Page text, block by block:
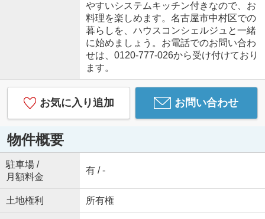
やすいシステムキッチン付きなので、お
料理を楽しめます。名古屋市中村区での
暮らしを、ハウスコンシェルジュと一緒
に始めましょう。お電話でのお問い合わ
せは、0120-777-026から受け付けており
ます。
お気に入り追加 お問い合わせ
物件概要
駐車場 /
月額料金
有 / -
土地権利 所有権